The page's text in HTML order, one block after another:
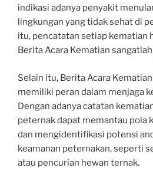
indikasi adanya penyakit
lingkungan yang tidak sehat di
itu, pencatatan setiap kematian
Berita Acara Kematian
Selain itu, Berita Acara
memiliki peran dalam menjaga
Dengan adanya catatan
peternak dapat memantau pola
dan mengidentifikasi potensi
keamanan peternakan, seperti
atau pencurian hewan ternak.